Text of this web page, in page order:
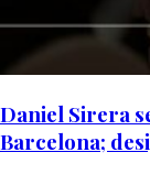
Daniel Sirera
Barcelona;